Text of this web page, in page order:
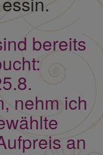
bereits
nehm ich
an